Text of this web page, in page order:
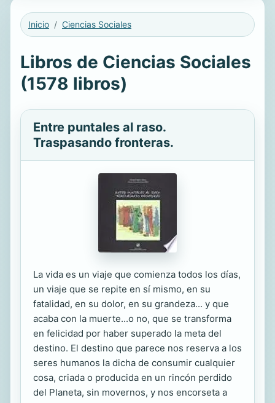
Inicio Ciencias Sociales
Libros de Ciencias Sociales
(1578 libros)
Entre puntales al raso.
Traspasando fronteras.
La vida es un viaje que comienza todos los días,
un viaje que se repite en sí mismo, en su
fatalidad, en su dolor, en su grandeza... y que
acaba con la muerte...o no, que se transforma
en felicidad por haber superado la meta del
destino. El destino que parece nos reserva a los
seres humanos la dicha de consumir cualquier
cosa, criada o producida en un rincón perdido
del Planeta, sin movernos, y nos encorseta a